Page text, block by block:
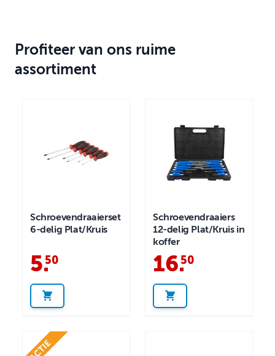
Profiteer van ons ruime
assortiment
Schroevendraaierset
6-delig Plat/Kruis
5.
50
Schroevendraaiers
12-delig Plat/Kruis in
koffer
16.
50